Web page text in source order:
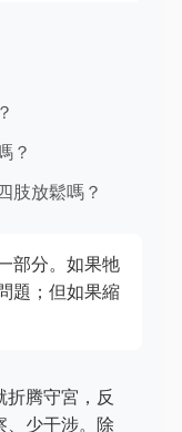
？
肢放鬆嗎？
部分。如果牠
題；但如果縮
折腾守宮，反
、少干涉。除